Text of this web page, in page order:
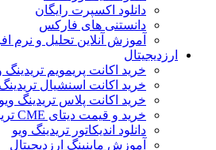
دانلود اکسپرت رایگان
دانستنی های فارکس
آموزش آنلاین تحلیل و نرم
ارزدیجیتال
خرید اکانت پریمویم تریدینگ
خرید اکانت اسنشیال
خرید اکانت پلاس تریدینگ ویو
خرید و قیمت دیتای CME تریدینگ ویو
دانلود اندیکاتور تریدینگ ویو
آموزش ماینینگ ارزدیجیتال